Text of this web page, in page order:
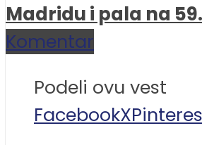
Madridu i pala na
Komentar
Podeli ovu vest
FacebookX